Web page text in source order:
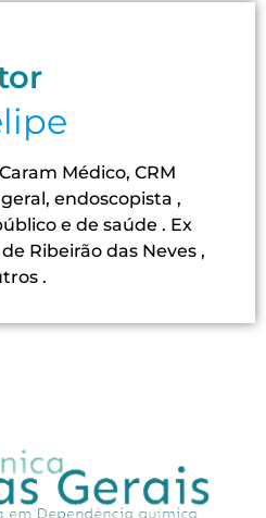
Médico, CRM
endoscopista ,
e de saúde . Ex
Ribeirão das Neves ,
.